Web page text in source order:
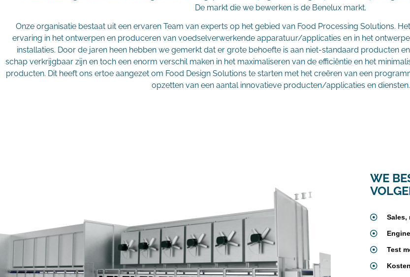
De markt die we bewerken is de Benelux markt.
Onze organisatie bestaat uit een ervaren Team van experts op het gebied van Food Processing Solutions.
ervaring in het ontwerpen en produceren van voedselverwerkende apparatuur/applicaties en in het
installaties. Door de jaren heen hebben we gemerkt dat er grote behoefte is aan niet-standaard producten
schap verkrijgbaar zijn en toch een enorm verschil maken in het maximaliseren van de efficiëntie en het
producten. Dit heeft ons ertoe aangezet om Food Design Solutions te starten met het creëren van een
opzetten van een aantal innovatieve producten/applicaties en diensten.
WE
Sales,
Test